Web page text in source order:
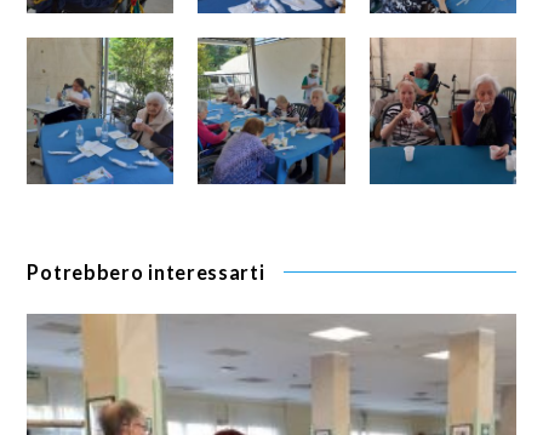
Potrebbero interessarti